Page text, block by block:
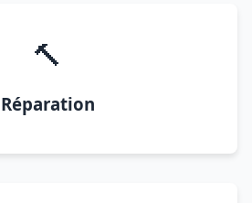
🔨
Réparation